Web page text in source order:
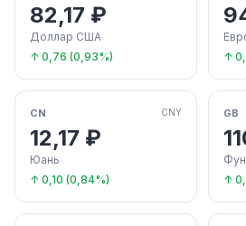
82,17 ₽
Доллар США
↑ 0,76 (0,93%)
↑
CN CNY
12,17 ₽
Юань
↑ 0,10 (0,84%)
GB
↑